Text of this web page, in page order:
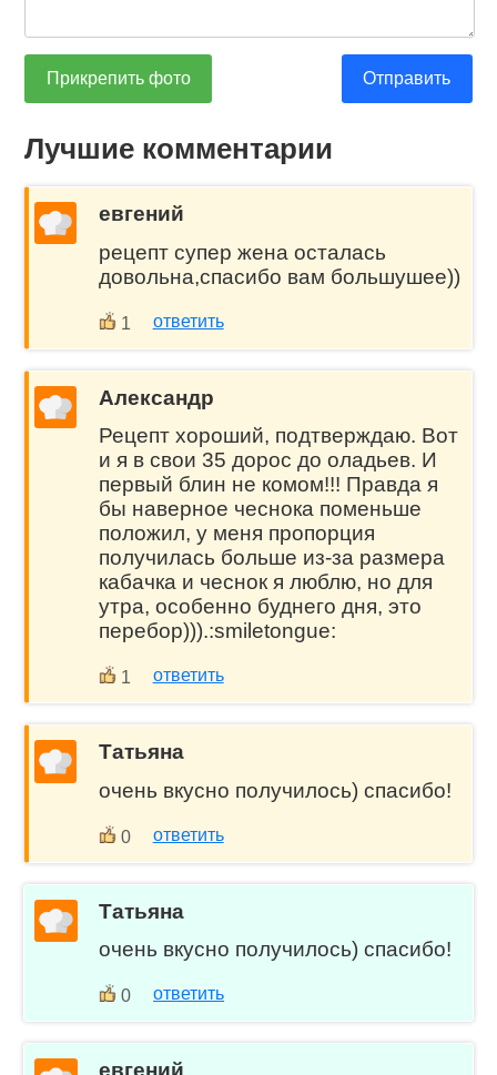
Прикрепить фото Отправить
Лучшие комментарии
евгений
рецепт супер жена осталась
довольна,спасибо вам большушее))
1 ответить
Александр
Рецепт хороший, подтверждаю. Вот
и я в свои 35 дорос до оладьев. И
первый блин не комом!!! Правда я
бы наверное чеснока поменьше
положил, у меня пропорция
получилась больше из-за размера
кабачка и чеснок я люблю, но для
утра, особенно буднего дня, это
перебор))).:smiletongue:
1 ответить
Татьяна
очень вкусно получилось) спасибо!
0 ответить
Татьяна
очень вкусно получилось) спасибо!
0 ответить
евгений